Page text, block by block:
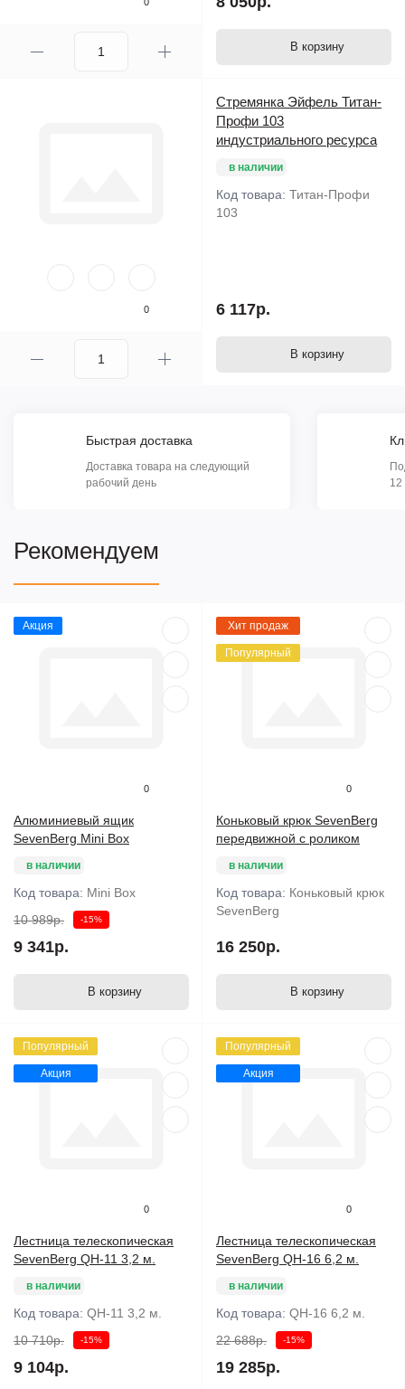
В корзину
0
Стремянка Эйфель Титан-
Профи 103
индустриального ресурса
в наличии
Код товара: Титан-Профи
103
6 117р.
В корзину
Быстрая доставка
Доставка товара на следующий
рабочий день
12
Рекомендуем
Акция
0
Алюминиевый ящик
SevenBerg Mini Box
в наличии
Код товара: Mini Box
10 989р.
-15%
9 341р.
В корзину
Хит продаж
Популярный
0
Коньковый крюк SevenBerg
передвижной с роликом
в наличии
Код товара: Коньковый крюк
SevenBerg
16 250р.
В корзину
Популярный
Акция
0
Лестница телескопическая
SevenBerg QH-11 3,2 м.
в наличии
Код товара: QH-11 3,2 м.
10 710р.
-15%
9 104р.
Популярный
Акция
0
Лестница телескопическая
SevenBerg QH-16 6,2 м.
в наличии
Код товара: QH-16 6,2 м.
22 688р.
-15%
19 285р.